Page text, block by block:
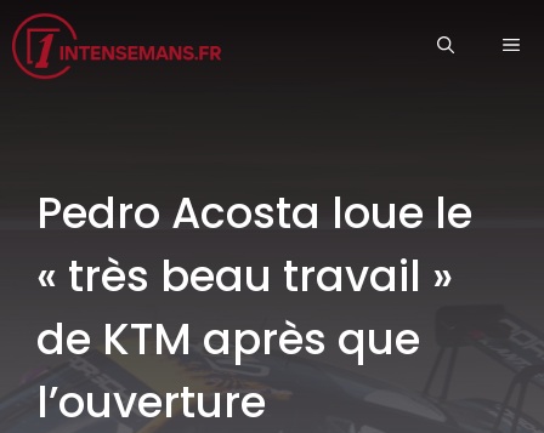
Aller
au
contenu
Pedro Acosta loue le
« très beau travail »
de KTM après que
l’ouverture